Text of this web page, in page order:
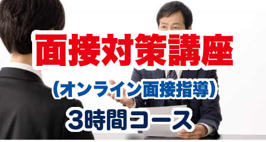
面接対策講座
（オンライン面接指導）
3時間コース